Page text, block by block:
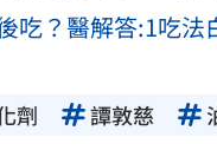
吃？醫解答:1吃法
劑 譚敦慈